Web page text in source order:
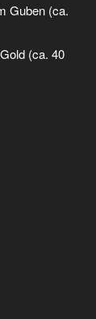
Guben (ca.
(ca. 40